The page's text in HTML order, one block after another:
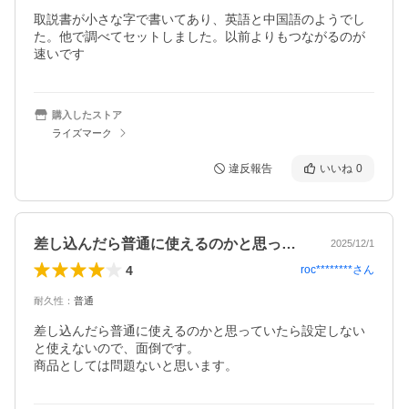
取説書が小さな字で書いてあり、英語と中国語のようでし
た。他で調べてセットしました。以前よりもつながるのが
速いです
購入したストア
ライズマーク
違反報告 いいね 0
差し込んだら普通に使えるのかと思ってい… 2025/12/1
4 roc********さん
耐久性 ： 普通
差し込んだら普通に使えるのかと思っていたら設定しない
と使えないので、面倒です。
商品としては問題ないと思います。